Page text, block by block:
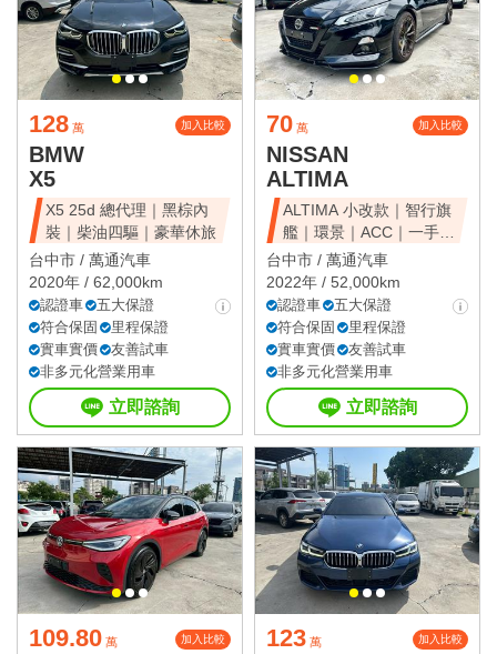
128 萬 加入比較
BMW
X5
X5 25d 總代理｜黑棕內
裝｜柴油四驅｜豪華休旅
台中市 / 萬通汽車
2020年 / 62,000km
認證車
五大保證
符合保固
里程保證
實車實價
友善試車
非多元化營業用車
立即諮詢
70 萬 加入比較
NISSAN
ALTIMA
ALTIMA 小改款｜智行旗
艦｜環景｜ACC｜一手美
車
台中市 / 萬通汽車
2022年 / 52,000km
認證車
五大保證
符合保固
里程保證
實車實價
友善試車
非多元化營業用車
立即諮詢
109.80 萬 加入比較 123 萬 加入比較